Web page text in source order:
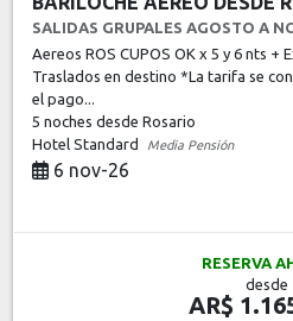
SALIDAS GRUPALES AGOSTO A
Aereos ROS CUPOS OK x 5 y 6 nts +
Traslados en destino *La tarifa se
el pago...
5 nochesdesde Rosario
Hotel Standard
Media Pensión
6 nov-26
RESERVA
desde
AR$